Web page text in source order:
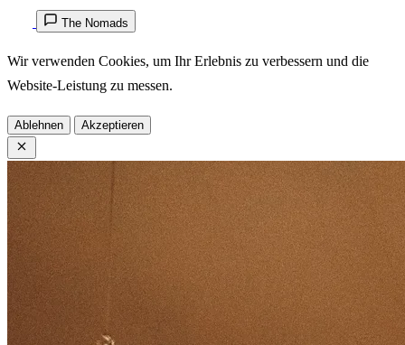
The Nomads
Wir verwenden Cookies, um Ihr Erlebnis zu verbessern und die
Website-Leistung zu messen.
Ablehnen Akzeptieren